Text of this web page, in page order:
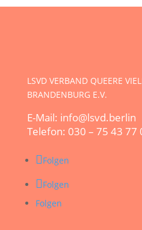
LSVD VERBAND QUEERE
BRANDENBURG E.V.
E-Mail: info@lsvd.berlin
Telefon: 030 – 75 43 77
Folgen
Folgen
Folgen